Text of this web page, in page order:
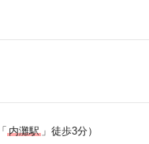
内灘駅」徒歩3分）